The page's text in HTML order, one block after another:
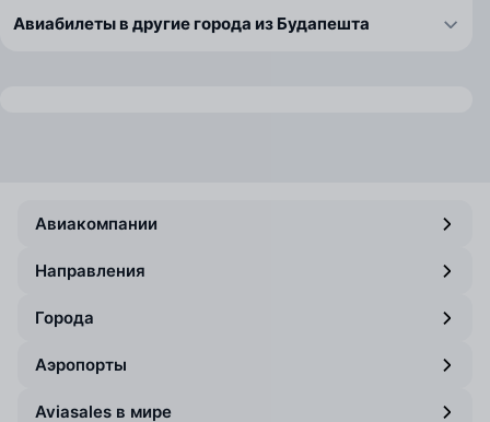
Авиабилеты в другие города из Будапешта
Авиакомпании
Направления
Города
Аэропорты
Aviasales в мире